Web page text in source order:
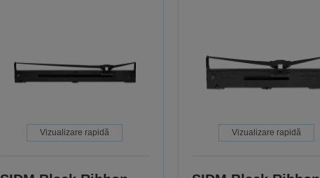
Vizualizare rapidă Vizualizare rapidă